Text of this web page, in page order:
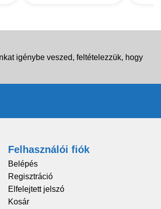
igénybe veszed, feltételezzük, hogy
Felhasználói fiók
Belépés
Regisztráció
Elfelejtett jelszó
Kosár